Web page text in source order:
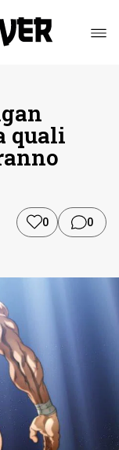
quali
0 0